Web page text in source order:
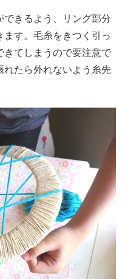
きるよう、リング部分
す。毛糸をきつく引っ
きてしまうので要注意で
れたら外れないよう糸先